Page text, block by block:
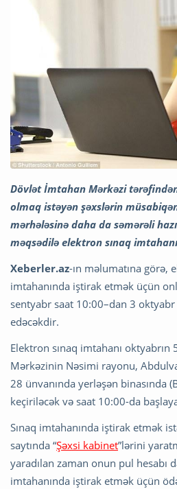
Dövlət İmtahan Mərkəzi
olmaq istəyən şəxslərin
mərhələsinə daha da səmərəli
məqsədilə elektron sınaq
Xeberler.az-ın məlumatına görə,
imtahanında iştirak etmək üçün
sentyabr saat 10:00–dan 3
edəcəkdir.
Elektron sınaq imtahanı
Mərkəzinin Nəsimi rayonu,
28 ünvanında yerləşən binasında
keçiriləcək və saat 10:00-da
Sınaq imtahanında iştirak etmək
saytında “Şəxsi kabinet”lərini
yaradılan zaman onun pul hesabı
imtahanında iştirak etmək üçün